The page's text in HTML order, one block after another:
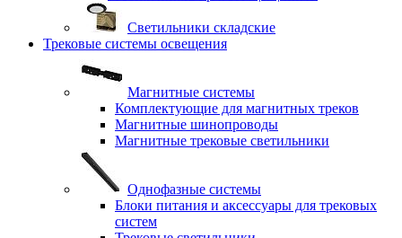
Светильники складские
Трековые системы освещения
Магнитные системы
Комплектующие для магнитных треков
Магнитные шинопроводы
Магнитные трековые светильники
Однофазные системы
Блоки питания и аксессуары для трековых
систем